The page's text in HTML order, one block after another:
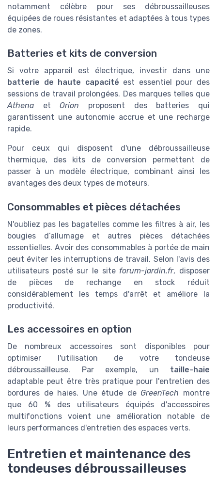
notamment célèbre pour ses débroussailleuses
équipées de roues résistantes et adaptées à tous types
de zones.
Batteries et kits de conversion
Si votre appareil est électrique, investir dans une
batterie de haute capacité est essentiel pour des
sessions de travail prolongées. Des marques telles que
Athena etOrion proposent des batteries qui
garantissent une autonomie accrue et une recharge
rapide.
Pour ceux qui disposent d'une débroussailleuse
thermique, des kits de conversion permettent de
passer à un modèle électrique, combinant ainsi les
avantages des deux types de moteurs.
Consommables et pièces détachées
N'oubliez pas les bagatelles comme les filtres à air, les
bougies d’allumage et autres pièces détachées
essentielles. Avoir des consommables à portée de main
peut éviter les interruptions de travail. Selon l'avis des
utilisateurs posté sur le site forum-jardin.fr, disposer
de pièces de rechange en stock réduit
considérablement les temps d'arrêt et améliore la
productivité.
Les accessoires en option
De nombreux accessoires sont disponibles pour
optimiser l'utilisation de votre tondeuse
débroussailleuse. Par exemple, un taille-haie
adaptable peut être très pratique pour l'entretien des
bordures de haies. Une étude de GreenTech montre
que 60 % des utilisateurs équipés d'accessoires
multifonctions voient une amélioration notable de
leurs performances d'entretien des espaces verts.
Entretien et maintenance des
tondeuses débroussailleuses